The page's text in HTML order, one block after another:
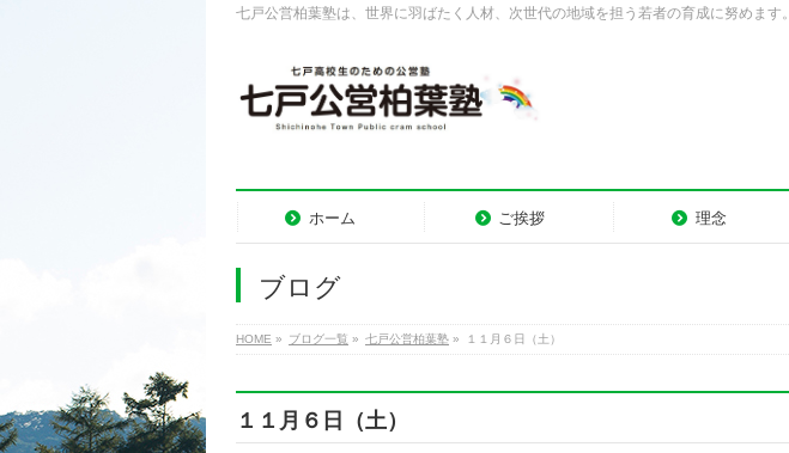
七戸公営柏葉塾は、世界に羽ばたく人材、次世代の地域を担う若者の育成に努めます。
ホーム ご挨拶 理念
ブログ
HOME » ブログ一覧 » 七戸公営柏葉塾 » １１月６日（土）
１１月６日（土）